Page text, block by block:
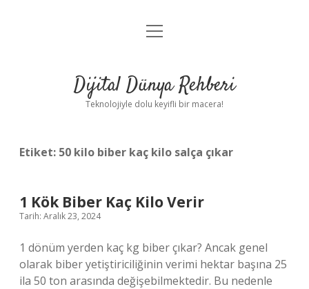
Anasayfa
Yasal Uyarı
menüyü
Dijital Dünya Rehberi
Teknolojiyle dolu keyifli bir macera!
Etiket: 50 kilo biber kaç kilo salça çıkar
1 Kök Biber Kaç Kilo Verir
Tarih: Aralık 23, 2024
1 dönüm yerden kaç kg biber çıkar? Ancak genel
olarak biber yetiştiriciliğinin verimi hektar başına 25
ila 50 ton arasında değişebilmektedir. Bu nedenle